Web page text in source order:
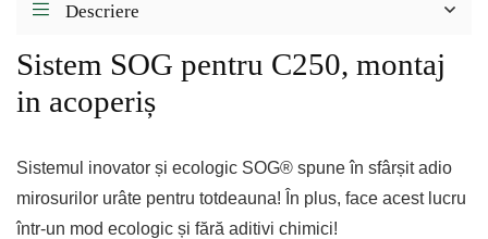
Descriere
Sistem SOG pentru C250, montaj
in acoperiș
Sistemul inovator și ecologic SOG® spune în sfârșit adio
mirosurilor urâte pentru totdeauna! În plus, face acest lucru
într-un mod ecologic și fără aditivi chimici!